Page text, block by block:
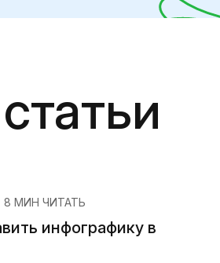
8 МИН ЧИТАТЬ
инфографику в